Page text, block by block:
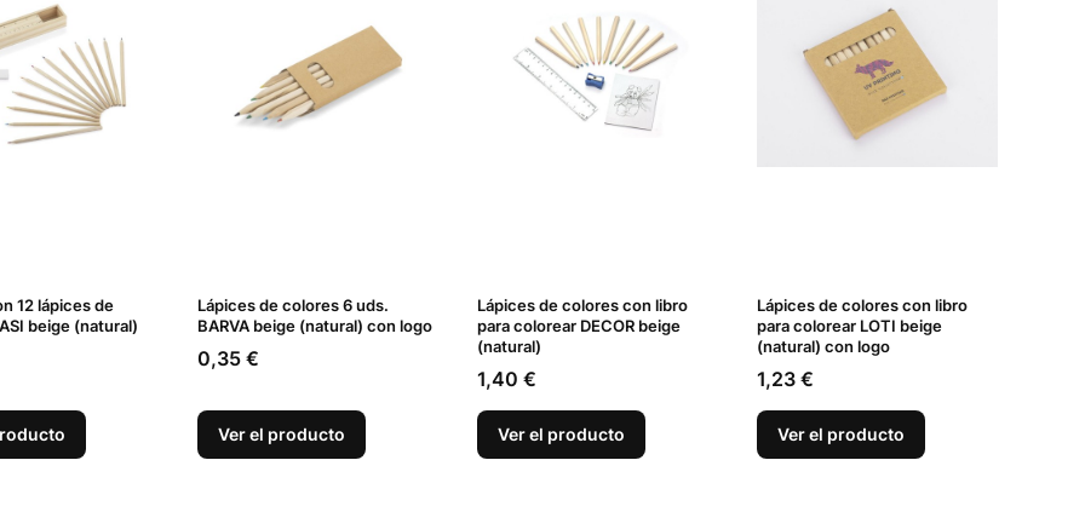
12 lápices de
beige (natural)
Lápices de colores 6 uds.
BARVA beige (natural) con logo
Precio
0,35 €
Ver el producto
Lápices de colores con libro
para colorear DECOR beige
(natural)
Precio
1,40 €
Ver el producto
Lápices de colores con libro
para colorear LOTI beige
(natural) con logo
Precio
1,23 €
Ver el producto